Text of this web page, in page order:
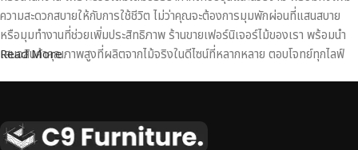
ความสะดวกสบายให้กับการใช้ชีวิต ไม่ว่าคุณจะต้องการมุมพักผ่อนที่แสนสบาย
หรือมุมทำงานที่ช่วยเพิ่มประสิทธิภาพ ร้านขายเฟอร์นิเจอร์ไม้ของเรา พร้อมนำ
เสนอสินค้าคุณภาพสูงที่ผลิตจากไม้จริงในดีไซน์ที่หลากหลาย ตอบโจทย์ทุกไลฟ์
เหนือระดับ
Read More